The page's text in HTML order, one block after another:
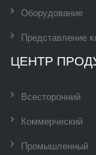
Оборудование
Представление
ЦЕНТР
Всесторонний
Коммерческий
Промышленный